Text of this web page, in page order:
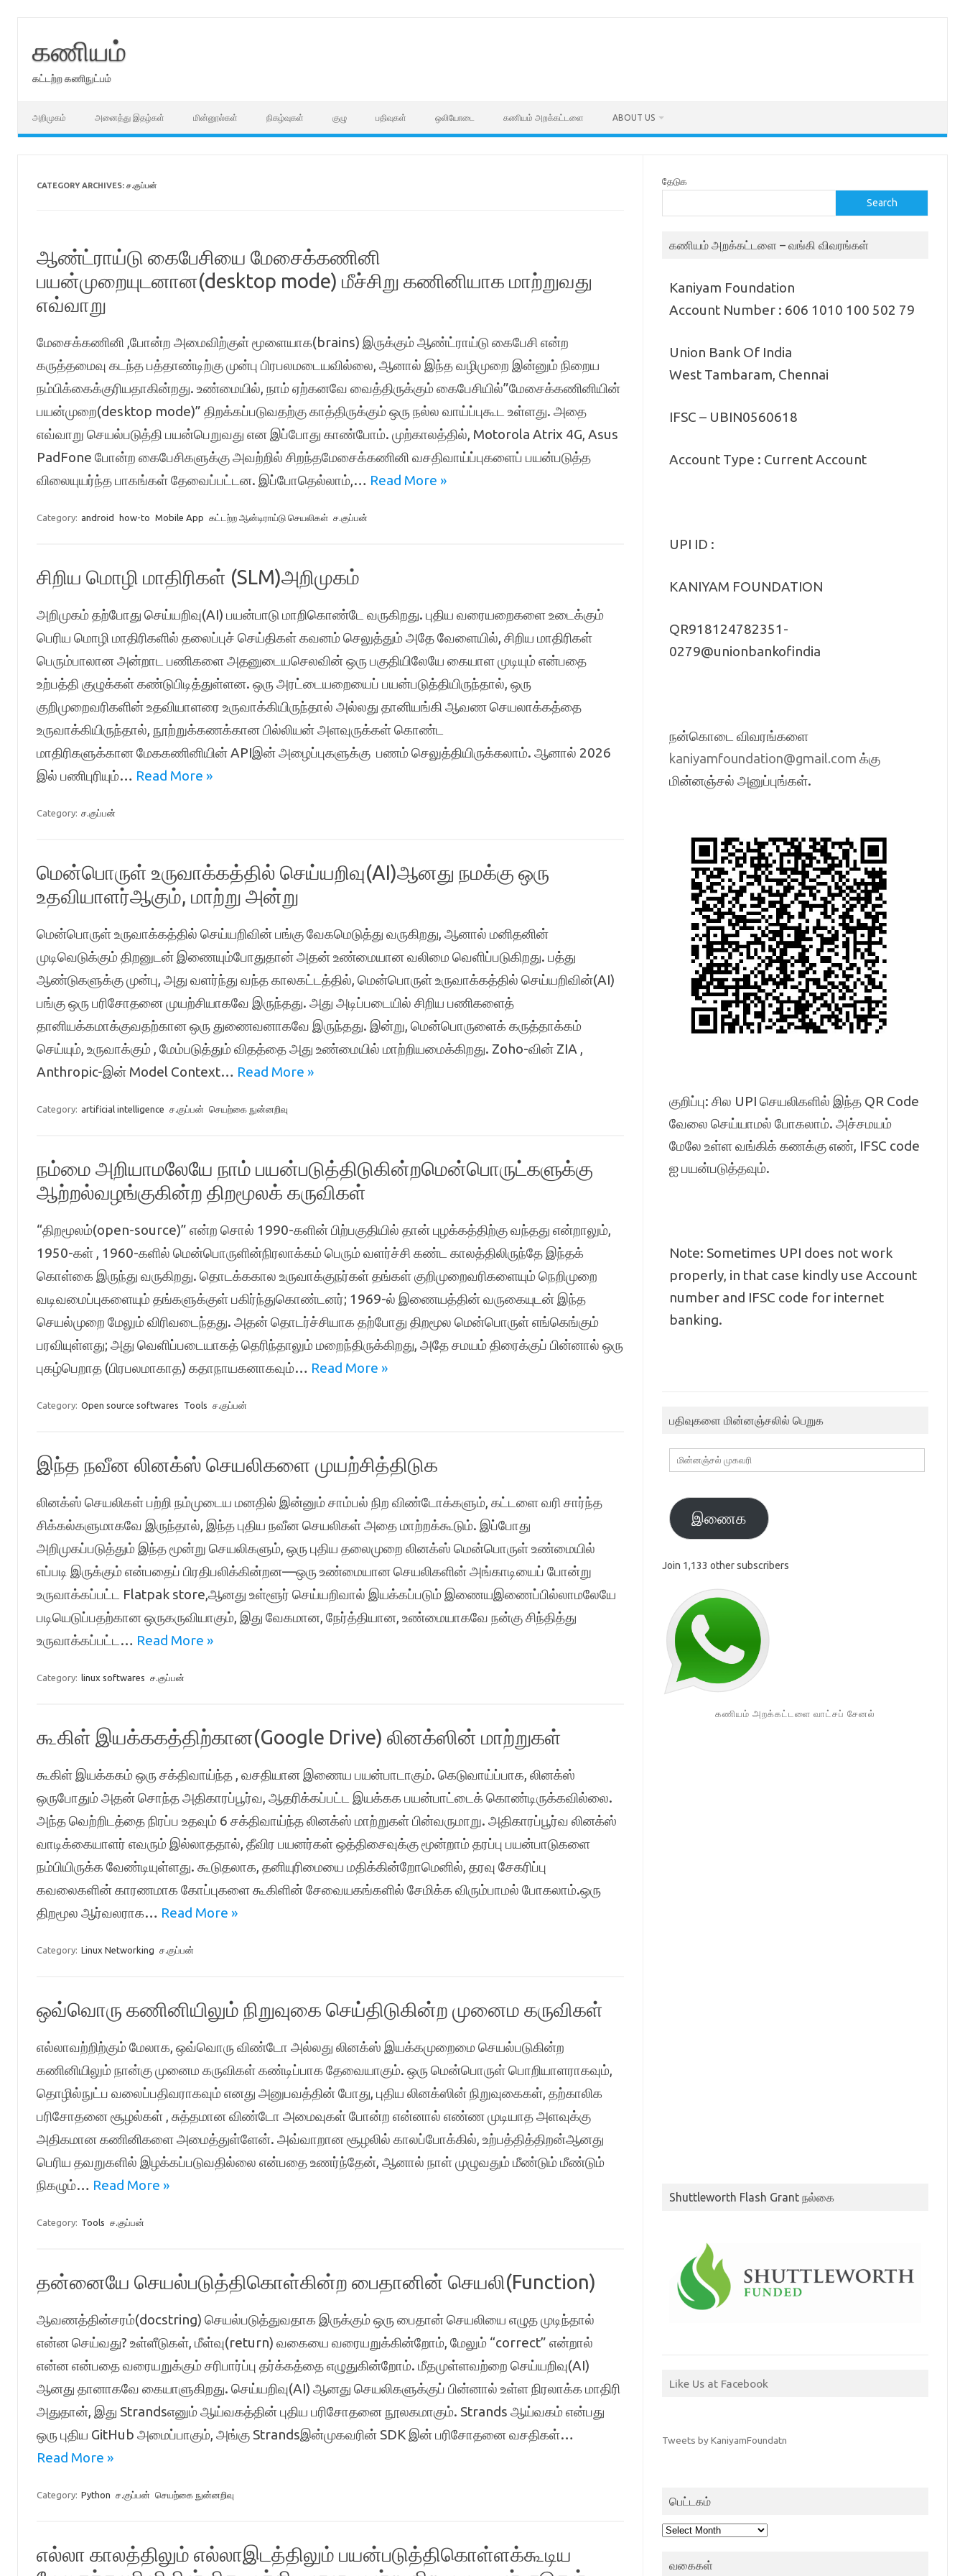
கணியம்
கட்டற்ற கணிநுட்பம்
அறிமுகம் அனைத்து இதழ்கள் மின்னூல்கள் நிகழ்வுகள் குழு பதிவுகள் ஒலியோடை கணியம் அறக்கட்டளை ABOUT US
CATEGORY ARCHIVES: ச.குப்பன்
ஆண்ட்ராய்டு கைபேசியை மேசைக்கணினி
பயன்முறையுடனான(desktop mode) மீச்சிறு கணினியாக மாற்றுவது
எவ்வாறு
மேசைக்கணினி ,போன்ற அமைவிற்குள் மூளையாக(brains) இருக்கும் ஆண்ட்ராய்டு கைபேசி என்ற
கருத்தமைவு கடந்த பத்தாண்டிற்கு முன்பு பிரபலமடையவில்லை, ஆனால் இந்த வழிமுறை இன்னும் நிறைய
நம்பிக்கைக்குரியதாகின்றது. உண்மையில், நாம் ஏற்கனவே வைத்திருக்கும் கைபேசியில்”மேசைக்கணினியின்
பயன்முறை(desktop mode)” திறக்கப்படுவதற்கு காத்திருக்கும் ஒரு நல்ல வாய்ப்புகூட உள்ளது. அதை
எவ்வாறு செயல்படுத்தி பயன்பெறுவது என இப்போது காண்போம். முற்காலத்தில், Motorola Atrix 4G, Asus
PadFone போன்ற கைபேசிகளுக்கு அவற்றில் சிறந்தமேசைக்கணினி வசதிவாய்ப்புகளைப் பயன்படுத்த
விலையுயர்ந்த பாகங்கள் தேவைப்பட்டன. இப்போதெல்லாம்,… Read More »
Category: android how-to Mobile App கட்டற்ற ஆன்டிராய்டு செயலிகள் ச.குப்பன்
சிறிய மொழி மாதிரிகள் (SLM)அறிமுகம்
அறிமுகம் தற்போது செய்யறிவு(AI) பயன்பாடு மாறிகொண்டே வருகிறது. புதிய வரையறைகளை உடைக்கும்
பெரிய மொழி மாதிரிகளில் தலைப்புச் செய்திகள் கவனம் செலுத்தும் அதே வேளையில், சிறிய மாதிரிகள்
பெரும்பாலான அன்றாட பணிகளை அதனுடையசெலவின் ஒரு பகுதியிலேயே கையாள முடியும் என்பதை
உற்பத்தி குழுக்கள் கண்டுபிடித்துள்ளன. ஒரு அரட்டையறையைப் பயன்படுத்தியிருந்தால், ஒரு
குறிமுறைவரிகளின் உதவியாளரை உருவாக்கியிருந்தால் அல்லது தானியங்கி ஆவண செயலாக்கத்தை
உருவாக்கியிருந்தால், நூற்றுக்கணக்கான பில்லியன் அளவுருக்கள் கொண்ட
மாதிரிகளுக்கான மேககணினியின் APIஇன் அழைப்புகளுக்கு பணம் செலுத்தியிருக்கலாம். ஆனால் 2026
இல் பணிபுரியும்… Read More »
Category: ச.குப்பன்
மென்பொருள் உருவாக்கத்தில் செய்யறிவு(AI)ஆனது நமக்கு ஒரு
உதவியாளர்ஆகும், மாற்று அன்று
மென்பொருள் உருவாக்கத்தில் செய்யறிவின் பங்கு வேகமெடுத்து வருகிறது, ஆனால் மனிதனின்
முடிவெடுக்கும் திறனுடன் இணையும்போதுதான் அதன் உண்மையான வலிமை வெளிப்படுகிறது. பத்து
ஆண்டுகளுக்கு முன்பு, அது வளர்ந்து வந்த காலகட்டத்தில், மென்பொருள் உருவாக்கத்தில் செய்யறிவின்(AI)
பங்கு ஒரு பரிசோதனை முயற்சியாகவே இருந்தது. அது அடிப்படையில் சிறிய பணிகளைத்
தானியக்கமாக்குவதற்கான ஒரு துணைவனாகவே இருந்தது. இன்று, மென்பொருளைக் கருத்தாக்கம்
செய்யும், உருவாக்கும் , மேம்படுத்தும் விதத்தை அது உண்மையில் மாற்றியமைக்கிறது. Zoho-வின் ZIA ,
Anthropic-இன் Model Context… Read More »
Category: artificial intelligence ச.குப்பன் செயற்கை நுன்னறிவு
நம்மை அறியாமலேயே நாம் பயன்படுத்திடுகின்றமென்பொருட்களுக்கு
ஆற்றல்வழங்குகின்ற திறமூலக் கருவிகள்
“திறமூலம்(open-source)” என்ற சொல் 1990-களின் பிற்பகுதியில் தான் புழக்கத்திற்கு வந்தது என்றாலும்,
1950-கள் , 1960-களில் மென்பொருளின்நிரலாக்கம் பெரும் வளர்ச்சி கண்ட காலத்திலிருந்தே இந்தக்
கொள்கை இருந்து வருகிறது. தொடக்ககால உருவாக்குநர்கள் தங்கள் குறிமுறைவரிகளையும் நெறிமுறை
வடிவமைப்புகளையும் தங்களுக்குள் பகிர்ந்துகொண்டனர்; 1969-ல் இணையத்தின் வருகையுடன் இந்த
செயல்முறை மேலும் விரிவடைந்தது. அதன் தொடர்ச்சியாக தற்போது திறமூல மென்பொருள் எங்கெங்கும்
பரவியுள்ளது; அது வெளிப்படையாகத் தெரிந்தாலும் மறைந்திருக்கிறது, அதே சமயம் திரைக்குப் பின்னால் ஒரு
புகழ்பெறாத (பிரபலமாகாத) கதாநாயகனாகவும்… Read More »
Category: Open source softwares Tools ச.குப்பன்
இந்த நவீன லினக்ஸ் செயலிகளை முயற்சித்திடுக
லினக்ஸ் செயலிகள் பற்றி நம்முடைய மனதில் இன்னும் சாம்பல் நிற விண்டோக்களும், கட்டளை வரி சார்ந்த
சிக்கல்களுமாகவே இருந்தால், இந்த புதிய நவீன செயலிகள் அதை மாற்றக்கூடும். இப்போது
அறிமுகப்படுத்தும் இந்த மூன்று செயலிகளும், ஒரு புதிய தலைமுறை லினக்ஸ் மென்பொருள் உண்மையில்
எப்படி இருக்கும் என்பதைப் பிரதிபலிக்கின்றன—ஒரு உண்மையான செயலிகளின் அங்காடியைப் போன்று
உருவாக்கப்பட்ட Flatpak store,ஆனது உள்ளூர் செய்யறிவால் இயக்கப்படும் இணையஇணைப்பில்லாமலேயே
படியெடுப்பதற்கான ஒருகருவியாகும், இது வேகமான, நேர்த்தியான, உண்மையாகவே நன்கு சிந்தித்து
உருவாக்கப்பட்ட… Read More »
Category: linux softwares ச.குப்பன்
கூகிள் இயக்ககத்திற்கான(Google Drive) லினக்ஸின் மாற்றுகள்
கூகிள் இயக்ககம் ஒரு சக்திவாய்ந்த , வசதியான இணைய பயன்பாடாகும். கெடுவாய்ப்பாக, லினக்ஸ்
ஒருபோதும் அதன் சொந்த அதிகாரப்பூர்வ, ஆதரிக்கப்பட்ட இயக்கக பயன்பாட்டைக் கொண்டிருக்கவில்லை.
அந்த வெற்றிடத்தை நிரப்ப உதவும் 6 சக்திவாய்ந்த லினக்ஸ் மாற்றுகள் பின்வருமாறு. அதிகாரப்பூர்வ லினக்ஸ்
வாடிக்கையாளர் எவரும் இல்லாததால், தீவிர பயனர்கள் ஒத்திசைவுக்கு மூன்றாம் தரப்பு பயன்பாடுகளை
நம்பியிருக்க வேண்டியுள்ளது. கூடுதலாக, தனியுரிமையை மதிக்கின்றோமெனில், தரவு சேகரிப்பு
கவலைகளின் காரணமாக கோப்புகளை கூகிளின் சேவையகங்களில் சேமிக்க விரும்பாமல் போகலாம்.ஒரு
திறமூல ஆர்வலராக… Read More »
Category: Linux Networking ச.குப்பன்
ஒவ்வொரு கணினியிலும் நிறுவுகை செய்திடுகின்ற முனைம கருவிகள்
எல்லாவற்றிற்கும் மேலாக, ஒவ்வொரு விண்டோ அல்லது லினக்ஸ் இயக்கமுறைமை செயல்படுகின்ற
கணினியிலும் நான்கு முனைம கருவிகள் கண்டிப்பாக தேவையாகும். ஒரு மென்பொருள் பொறியாளராகவும்,
தொழில்நுட்ப வலைப்பதிவராகவும் எனது அனுபவத்தின் போது, ​​புதிய லினக்ஸின் நிறுவுகைகள், தற்காலிக
பரிசோதனை சூழல்கள் , சுத்தமான விண்டோ அமைவுகள் போன்ற என்னால் எண்ண முடியாத அளவுக்கு
அதிகமான கணினிகளை அமைத்துள்ளேன். அவ்வாறான சூழலில் காலப்போக்கில், உற்பத்தித்திறன்ஆனது
பெரிய தவறுகளில் இழக்கப்படுவதில்லை என்பதை உணர்ந்தேன், ஆனால் நாள் முழுவதும் மீண்டும் மீண்டும்
நிகழும்… Read More »
Category: Tools ச.குப்பன்
தன்னையே செயல்படுத்திகொள்கின்ற பைதானின் செயலி(Function)
ஆவணத்தின்சரம்(docstring) செயல்படுத்துவதாக இருக்கும் ஒரு பைதான் செயலியை எழுத முடிந்தால்
என்ன செய்வது? உள்ளீடுகள், மீள்வு(return) வகையை வரையறுக்கின்றோம், மேலும் “correct” என்றால்
என்ன என்பதை வரையறுக்கும் சரிபார்ப்பு தர்க்கத்தை எழுதுகின்றோம். மீதமுள்ளவற்றை செய்யறிவு(AI)
ஆனது தானாகவே கையாளுகிறது. செய்யறிவு(AI) ஆனது செயலிகளுக்குப் பின்னால் உள்ள நிரலாக்க மாதிரி
அதுதான், இது Strandsஎனும் ஆய்வகத்தின் புதிய பரிசோதனை நூலகமாகும். Strands ஆய்வகம் என்பது
ஒரு புதிய GitHub அமைப்பாகும், அங்கு Strandsஇன்முகவரின் SDK இன் பரிசோதனை வசதிகள்…
Read More »
Category: Python ச.குப்பன் செயற்கை நுன்னறிவு
எல்லா காலத்திலும் எல்லாஇடத்திலும் பயன்படுத்திகொள்ளக்கூடிய
தேடுக
Search
கணியம் அறக்கட்டளை – வங்கி விவரங்கள்
Kaniyam Foundation
Account Number : 606 1010 100 502 79
Union Bank Of India
West Tambaram, Chennai
IFSC – UBIN0560618
Account Type : Current Account
UPI ID :
KANIYAM FOUNDATION
QR918124782351-
0279@unionbankofindia
நன்கொடை விவரங்களை
kaniyamfoundation@gmail.com க்கு
மின்னஞ்சல் அனுப்புங்கள்.
குறிப்பு: சில UPI செயலிகளில் இந்த QR Code
வேலை செய்யாமல் போகலாம். அச்சமயம்
மேலே உள்ள வங்கிக் கணக்கு எண், IFSC code
ஐ பயன்படுத்தவும்.
Note: Sometimes UPI does not work
properly, in that case kindly use Account
number and IFSC code for internet
banking.
பதிவுகளை மின்னஞ்சலில் பெறுக
மின்னஞ்சல்
முகவரி
இணைக
Join 1,133 other subscribers
கணியம் அறக்கட்டளை வாட்சப் சேனல்
Shuttleworth Flash Grant நல்கை
Like Us at Facebook
Tweets by KaniyamFoundatn
பெட்டகம்
பெட்டகம்
வகைகள்